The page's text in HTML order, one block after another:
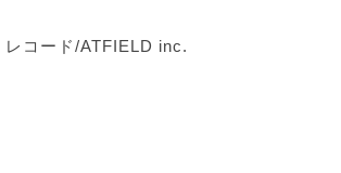
コード/ATFIELD inc.